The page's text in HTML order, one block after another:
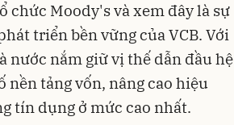
chức Moody's và xem đây là sự
triển bền vững của VCB. Với
nước nắm giữ vị thế dẫn đầu hệ
nền tảng vốn, nâng cao hiệu
tín dụng ở mức cao nhất.